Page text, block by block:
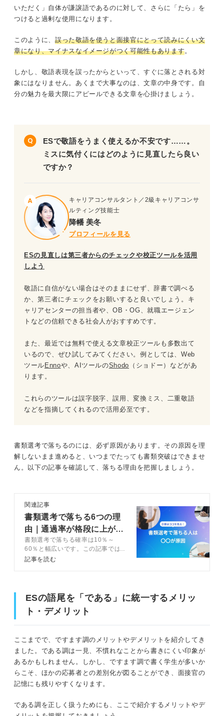
いただく」自体が謙譲語であるのに対して、さらに「たら」を
つけると過剰な使用になります。
このように、 誤った敬語を使うと面接官にとって読みにくい文
章になり、マイナスなイメージがつく可能性もあります。
しかし、敬語表現を誤ったからといって、すぐに落とされる対
象にはなりません。あくまで大事なのは、文章の中身です。自
分の魅力を最大限にアピールできる文章を心掛けましょう。
ESで敬語をうまく使えるか不安です……。
ミスに気付くにはどのように見直したら良い
ですか？
キャリアコンサルタント／2級キャリアコンサ
ルティング技能士
降幡 美冬
プロフィールを見る
ESの見直しは第三者からのチェックや校正ツールを活用
しよう
敬語に自信がない場合はそのままにせず、辞書で調べる
か、第三者にチェックをお願いすると良いでしょう。キ
ャリアセンターの担当者や、OB・OG、就職エージェン
トなどの信頼できる社会人がおすすめです。
また、最近では無料で使える文章校正ツールも多数出て
いるので、ぜひ試してみてください。例としては、Web
ツール Ennoや、AIツールのShodo （ショドー）などがあ
ります。
これらのツールは誤字脱字、誤用、変換ミス、二重敬語
などを指摘してくれるので活用必至です。
書類選考で落ちるのには、必ず原因があります。その原因を理
解しないまま進めると、いつまでたっても書類突破はできませ
ん。以下の記事を確認して、落ちる理由を把握しましょう。
関連記事
書類選考で落ちる6つの理
由｜通過率が格段に上がる
5つの基本を解説
書類選考で落ちる確率は10％～
60％と幅広いです。この記事では
書類選考で落ちないための基本ポイ
と差別化を押さえて書類選考を通過
しましょう。
記事を読む
ESの語尾を「である」に統一するメリッ
ト・デメリット
ここまでで、ですます調のメリットやデメリットを紹介してき
ました。である調は一見、不慣れなことから書きにくい印象が
あるかもしれません。しかし、ですます調で書く学生が多いか
らこそ、ほかの応募者との差別化が図ることができ、面接官の
記憶にも残りやすくなります。
である調を正しく扱うためにも、ここで紹介するメリットやデ